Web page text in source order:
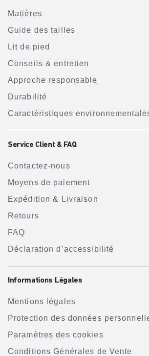
Matières
Guide des tailles
Lit de pied
Conseils & entretien
Approche responsable
Durabilité
Caractéristiques
Service Client & FAQ
Contactez-nous
Moyens de paiement
Expédition & Livraison
Retours
FAQ
Déclaration d’accessibilité
Informations Légales
Mentions légales
Protection des données
Paramètres des cookies
Conditions Générales de Vente